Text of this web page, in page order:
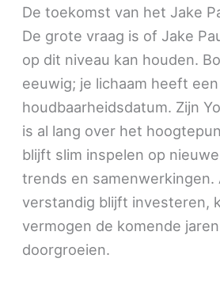
De toekomst van het Jake
De grote vraag is of Jake
op dit niveau kan houden.
eeuwig; je lichaam heeft een
houdbaarheidsdatum. Zijn
is al lang over het
blijft slim inspelen op
trends en samenwerkingen.
verstandig blijft investeren,
vermogen de komende
doorgroeien.